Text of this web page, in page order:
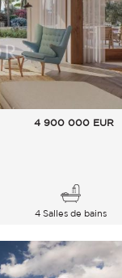
4 900 000 EUR
4 Salles de bains